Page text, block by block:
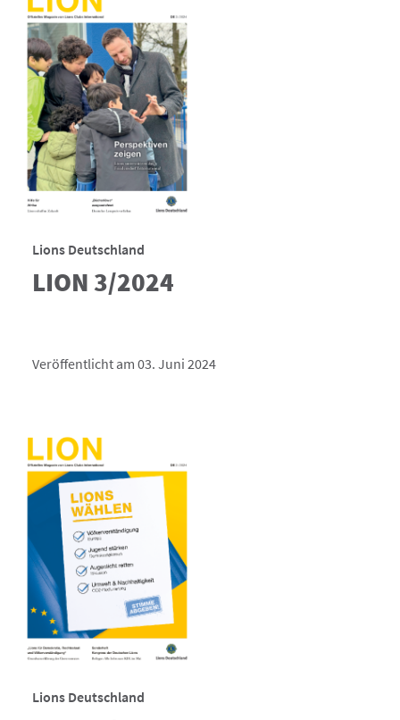
Lions Deutschland
LION 3/2024
Veröffentlicht am 03. Juni 2024
Lions Deutschland